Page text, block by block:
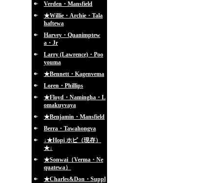
Verden・Mansfield
★Willie・Archie・Tala
haftewa
Harvey・Quanimptew
a・Jr
Larry (Lawrence)・Poo
youma
★Bennett・Kagenvema
Loren・Phillips
★Floyd・Namingha・L
omakuyvaya
★Benjamin・Mansfield
Berra・Tawahongva
↓★Hopi ホピ（現存）
★↓
★Sonwai（Verma・Ne
quatewa）
★Charles&Don・Suppl